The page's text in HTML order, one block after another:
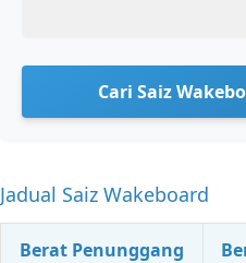
Cari Saiz
Jadual Saiz Wakeboard
Berat Penunggang